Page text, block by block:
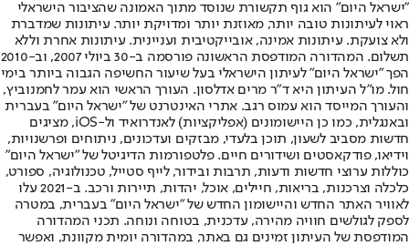
"ישראל היום" הוא גוף תקשורת שנוסד מתוך האמונה שהציבור הישראלי
ראוי לעיתונות טובה יותר, מאוזנת יותר ומדויקת יותר. עיתונות שמדברת
ולא צועקת. עיתונות אמינה, אובייקטיבית ועניינית. עיתונות אחרת וללא
תשלום. המהדורה המודפסת הראשונה פורסמה ב-30 ביולי 2007, וב-2010
הפך "ישראל היום" לעיתון הישראלי בעל שיעור החשיפה הגבוה ביותר בימי
חול. מו"ל העיתון היא ד"ר מרים אדלסון. העורך הראשי הוא עמר לחמנוביץ,
והעורך המייסד הוא עמוס רגב. אתרי האינטרנט של "ישראל היום" בעברית
ובאנגלית, כמו כן היישומונים (אפליקציות) לאנדרואיד ול-iOS, מציגים
חדשות מסביב לשעון, תוכן בלעדי, מבזקים ועדכונים, ניתוחים ופרשנויות,
וידיאו, פודקאסטים ושידורים חיים. פלטפורמות הדיגיטל של "ישראל היום"
כוללות ערוצי חדשות ודעות, תרבות ובידור, לייף סטייל, טכנולוגיה, ספורט,
כלכלה וצרכנות, בריאות, חיילים, אוכל, יהדות, תיירות ורכב. ב-2021 עלו
לאוויר האתר החדש והיישומון החדש של "ישראל היום" בעברית, במטרה
לספק לגולשים חוויה מהירה, עדכנית, בטוחה ונוחה. תכני המהדורה
המודפסת של העיתון זמינים גם באתר, במהדורה יומית מקוונת, ואפשר